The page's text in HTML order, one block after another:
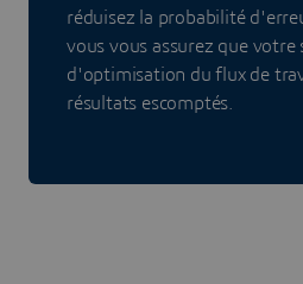
réduisez la probabilité
vous vous assurez que votre
d'optimisation du flux de
résultats escomptés.